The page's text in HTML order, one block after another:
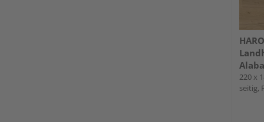
4000
220 x
seitig,